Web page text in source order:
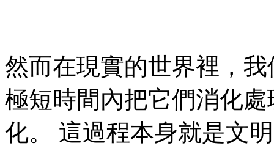
然而在現實的世界裡，
極短時間內把它們消化
化。 這過程本身就是文